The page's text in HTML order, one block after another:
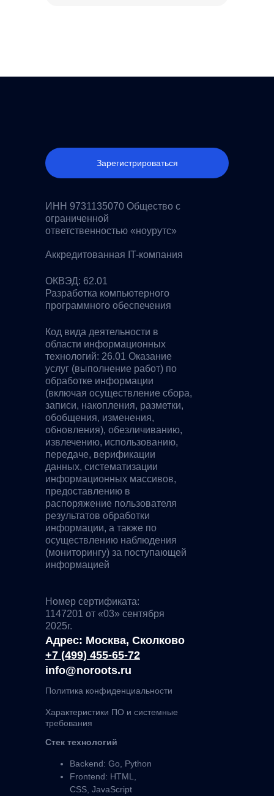
Адрес: Москва, Сколково
+7 (499) 455-65-72
Зарегистрироваться
Номер сертификата:
1147201 от «03» сентября
2025г.
ОКВЭД: 62.01
Разработка компьютерного
программного обеспечения
Стек технологий
Backend: Go, Python
Frontend: HTML,
CSS, JavaScript
Характеристики ПО и системные
требования
Политика конфиденциальности
Аккредитованная IT-компания
ИНН 9731135070 Общество с
ограниченной
ответственностью «ноурутс»
Код вида деятельности в
области информационных
технологий: 26.01 Оказание
услуг (выполнение работ) по
обработке информации
(включая осуществление сбора,
записи, накопления, разметки,
обобщения, изменения,
обновления), обезличиванию,
извлечению, использованию,
передаче, верификации
данных, систематизации
информационных массивов,
предоставлению в
распоряжение пользователя
результатов обработки
информации, а также по
осуществлению наблюдения
(мониторингу) за поступающей
информацией
info@noroots.ru